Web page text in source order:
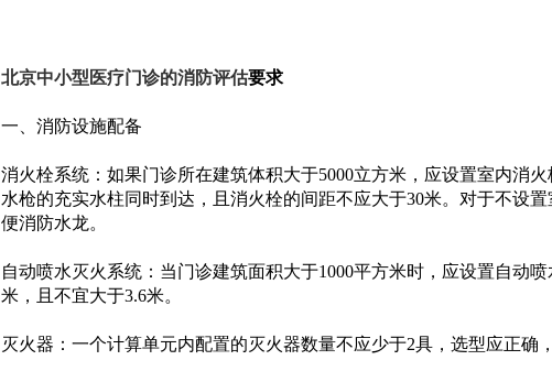
北京中小型医疗门诊的消防评估要求
一、消防设施配备
消火栓系统‌：如果门诊所在建筑体积大于5000立方米，应设置室内消
水枪的充实水柱同时到达，且消火栓的间距不应大于30米。对于不设
便消防水龙。
自动喷水灭火系统‌：当门诊建筑面积大于1000平方米时，应设置自动
米，且不宜大于3.6米。
灭火器‌：一个计算单元内配置的灭火器数量不应少于2具，选型应正确